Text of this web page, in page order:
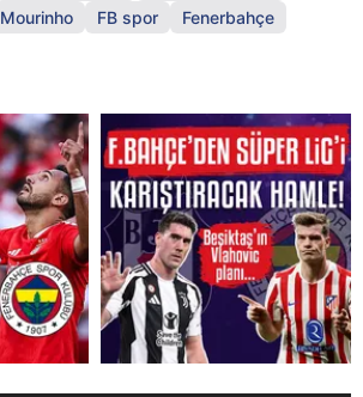
Mourinho FB spor
Fenerbahçe